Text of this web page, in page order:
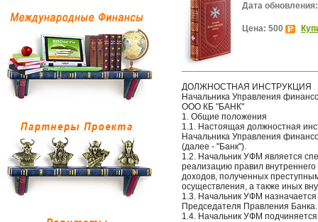
Дата обновления:
Цена: 500
ДОЛЖНОСТНАЯ ИНСТРУКЦИЯ
Начальника Управления
ООО КБ "БАНК"
1. Общие положения
1.1. Настоящая должностная
Начальника Управления
(далее - "Банк").
1.2. Начальник УФМ является
реализацию правил
доходов, полученных
осуществления, а также иных
1.3. Начальник УФМ
Председателя Правления Банка.
1.4. Начальник УФМ